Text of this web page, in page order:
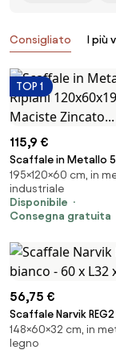
Prodotti
Consigliato I più
TOP 1
115,9 €
Scaffale in Metallo 5
120x60x195 cm
Zincato...
195×120×60 cm, in
industriale
Disponibile
Consegna gratuita
56,75 €
Scaffale Narvik
60 x L32 x H148 cm
148×60×32 cm, in
legno